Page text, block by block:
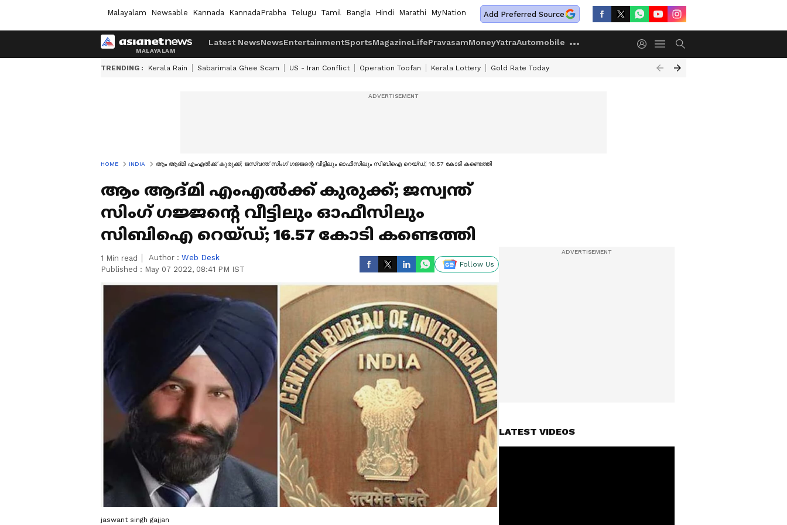
Malayalam Newsable Kannada KannadaPrabha Telugu Tamil Bangla Hindi Marathi MyNation Add Preferred Source
Latest NewsNewsEntertainmentSportsMagazineLifePravasamMoneyYatraAutomobile
TRENDING : Kerala Rain Sabarimala Ghee Scam US - Iran Conflict Operation Toofan Kerala Lottery Gold Rate Today
HOME INDIA ആം ആദ്മി എംഎൽക്ക് കുരുക്ക്; ജസ്വന്ത് സിംഗ് ഗജ്ജന്റെ വീട്ടിലും ഓഫീസിലും സിബിഐ റെയ്ഡ്; 16.57 കോടി കണ്ടെത്തി
ആം ആദ്മി എംഎൽക്ക് കുരുക്ക്; ജസ്വന്ത്
സിംഗ് ഗജ്ജന്റെ വീട്ടിലും ഓഫീസിലും
സിബിഐ റെയ്ഡ്; 16.57 കോടി കണ്ടെത്തി
1 Min read Author : Web Desk
Published : May 07 2022, 08:41 PM IST
Follow Us
jaswant singh gajjan
LATEST VIDEOS